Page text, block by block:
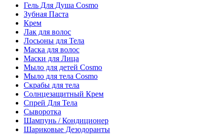
Гель Для Душа Cosmo
Зубная Паста
Крем
Лак для волос
Лосьоны для Тела
Маска для волос
Маски для Лица
Мыло для детей Cosmo
Мыло для тела Cosmo
Скрабы для тела
Солнцезащитный Крем
Спрей Для Тела
Сыворотка
Шампунь / Кондиционер
Шариковые Дезодоранты